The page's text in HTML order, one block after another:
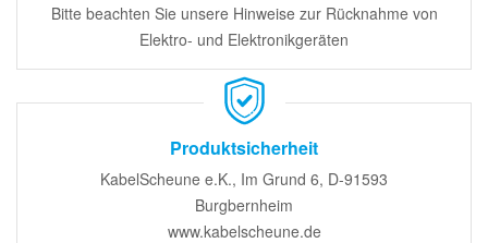
Bitte beachten Sie unsere Hinweise zur Rücknahme von
Elektro- und Elektronikgeräten
Produktsicherheit
KabelScheune e.K., Im Grund 6, D-91593
Burgbernheim
www.kabelscheune.de